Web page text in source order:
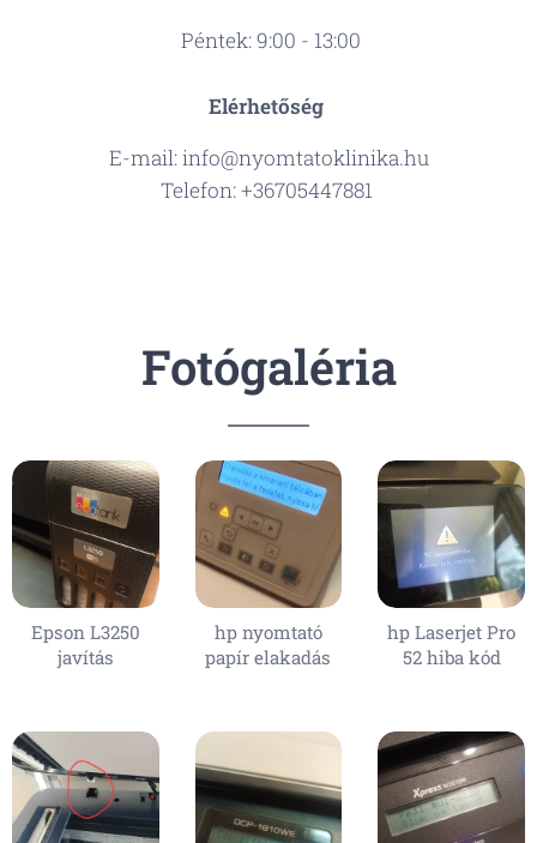
Péntek: 9:00 - 13:00
Elérhetőség
E-mail: info@nyomtatoklinika.hu
Telefon: +36705447881
Fotógaléria
Epson L3250
javítás
hp nyomtató
papír elakadás
hp Laserjet Pro
52 hiba kód